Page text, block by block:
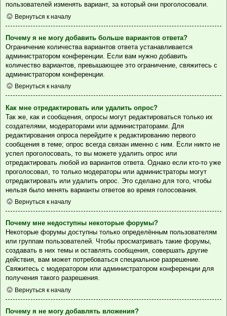
пользователей изменять вариант, за который они проголосовали.
Вернуться к началу
Почему я не могу добавить больше вариантов ответа?
Ограничение количества вариантов ответа устанавливается
администратором конференции. Если вам нужно добавить
количество вариантов, превышающее это ограничение, свяжитесь с
администратором конференции.
Вернуться к началу
Как мне отредактировать или удалить опрос?
Так же, как и сообщения, опросы могут редактироваться только их
создателями, модераторами или администраторами. Для
редактирования опроса перейдите к редактированию первого
сообщения в теме; опрос всегда связан именно с ним. Если никто не
успел проголосовать, то вы можете удалить опрос или
отредактировать любой из вариантов ответа. Однако если кто-то уже
проголосовал, то только модераторы или администраторы могут
отредактировать или удалить опрос. Это сделано для того, чтобы
нельзя было менять варианты ответов во время голосования.
Вернуться к началу
Почему мне недоступны некоторые форумы?
Некоторые форумы доступны только определённым пользователям
или группам пользователей. Чтобы просматривать такие форумы,
создавать в них темы и оставлять сообщения, совершать другие
действия, вам может потребоваться специальное разрешение.
Свяжитесь с модератором или администратором конференции для
получения такого разрешения.
Вернуться к началу
Почему я не могу добавлять вложения?